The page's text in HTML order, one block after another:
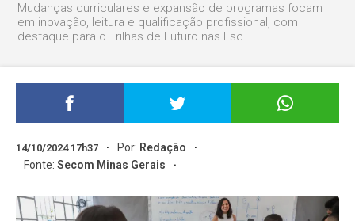
Mudanças curriculares e expansão de programas focam
em inovação, leitura e qualificação profissional, com
destaque para o Trilhas de Futuro nas Esc...
14/10/2024 17h37 Por: Redação
Fonte:Secom Minas Gerais